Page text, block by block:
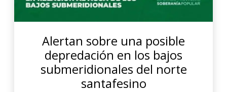
Alertan sobre una posible
depredación en los bajos
submeridionales del norte
santafesino